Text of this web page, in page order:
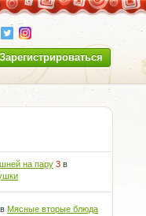
Зарегистрироваться
на пару 3 в
вМясные вторые блюда